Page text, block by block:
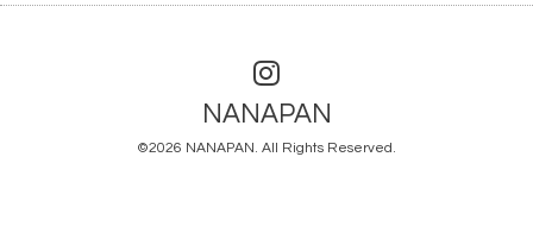
NANAPAN
©2026 NANAPAN. All Rights Reserved.